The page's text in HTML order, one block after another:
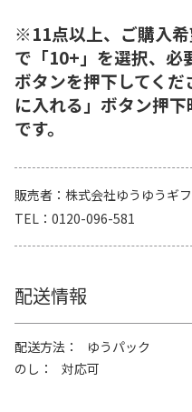
※11点以上、ご購入
で「10+」を選択、必
ボタンを押下してく
に入れる」ボタン押
です。
販売者
株式会社ゆうゆうギ
TEL
0120-096-581
配送情報
配送方法
ゆうパック
のし
対応可